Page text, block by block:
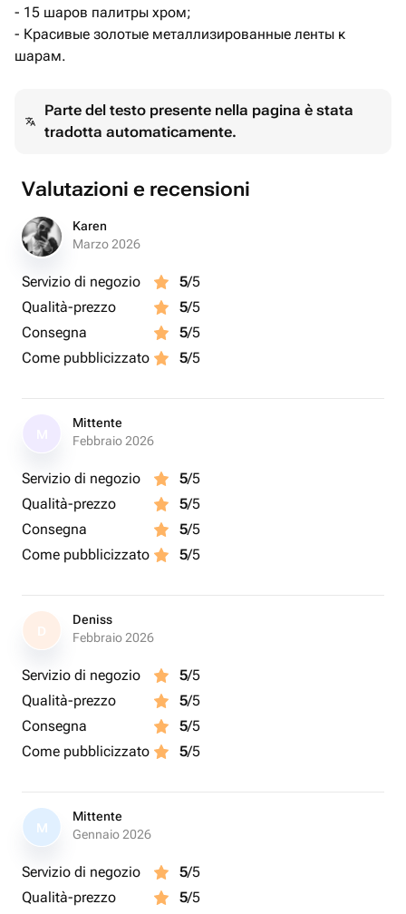
- 15 шаров палитры хром;
- Красивые золотые металлизированные ленты к
шарам.
Parte del testo presente nella pagina è stata
tradotta automaticamente.
Valutazioni e recensioni
Karen
Marzo 2026
Servizio di negozio 5/5
Qualità-prezzo
5/5
Consegna
5/5
Come pubblicizzato
5/5
Mittente
Febbraio 2026
Servizio di negozio 5/5
Qualità-prezzo
5/5
Consegna
5/5
Come pubblicizzato
5/5
D
Deniss
Febbraio 2026
Servizio di negozio 5/5
Qualità-prezzo
5/5
Consegna
5/5
Come pubblicizzato
5/5
M
Mittente
Gennaio 2026
Servizio di negozio 5/5
Qualità-prezzo
5/5